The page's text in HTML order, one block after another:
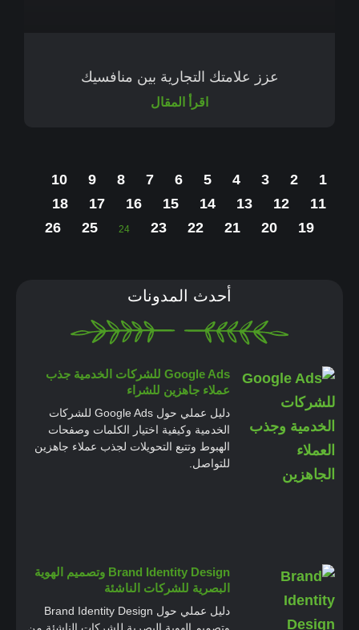
عزز علامتك التجارية بين منافسيك
اقرأ المقال
1
2
3
4
5
6
7
8
9
10
11
12
13
14
15
16
17
18
19
20
21
22
23
24
25
26
أحدث المدونات
Google Ads للشركات الخدمية جذب
عملاء جاهزين للشراء
دليل عملي حول Google Ads للشركات
الخدمية وكيفية اختيار الكلمات وصفحات
الهبوط وتتبع التحويلات لجذب عملاء جاهزين
للتواصل.
Brand Identity Design وتصميم الهوية
البصرية للشركات الناشئة
دليل عملي حول Brand Identity Design
وتصميم الهوية البصرية للشركات الناشئة من